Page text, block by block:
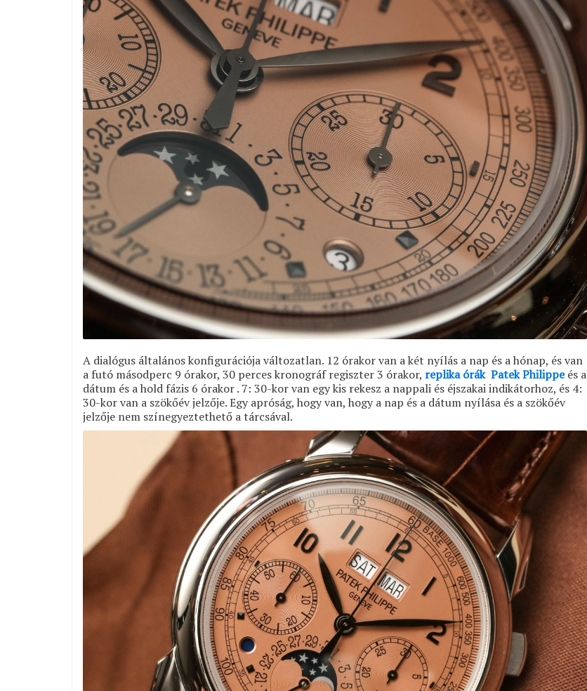
A dialógus általános konfigurációja változatlan. 12 órakor van a két nyílás a nap és a hónap, és van
a futó másodperc 9 órakor, 30 perces kronográf regiszter 3 órakor, replika órák Patek Philippeés a
dátum és a hold fázis 6 órakor . 7: 30-kor van egy kis rekesz a nappali és éjszakai indikátorhoz, és 4:
30-kor van a szökőév jelzője. Egy apróság, hogy van, hogy a nap és a dátum nyílása és a szökőév
jelzője nem színegyeztethető a tárcsával.